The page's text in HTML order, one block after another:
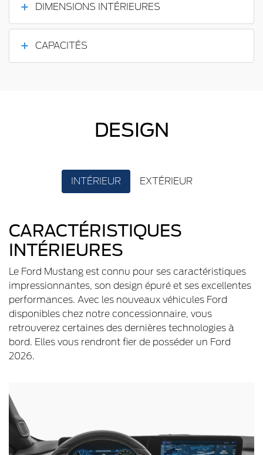
DIMENSIONS INTÉRIEURES
CAPACITÉS
DESIGN
INTÉRIEUR EXTÉRIEUR
CARACTÉRISTIQUES
INTÉRIEURES
Le Ford Mustang est connu pour ses caractéristiques
impressionnantes, son design épuré et ses excellentes
performances. Avec les nouveaux véhicules Ford
disponibles chez notre concessionnaire, vous
retrouverez certaines des dernières technologies à
bord. Elles vous rendront fier de posséder un Ford
2026.